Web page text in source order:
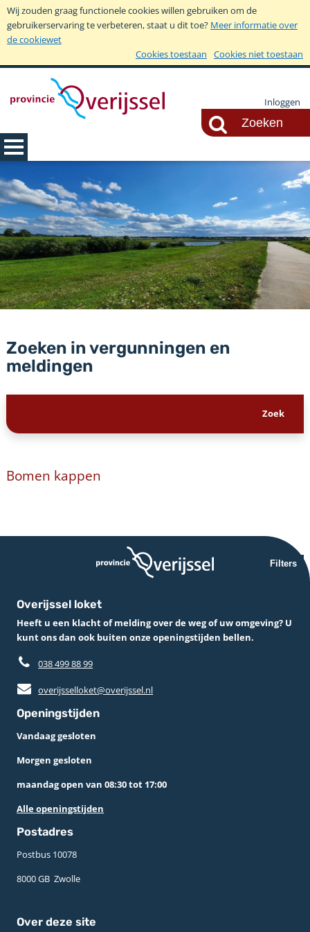
Wij zouden graag functionele cookies willen gebruiken om de
gebruikerservaring te verbeteren, staat u dit toe? Meer informatie over
de cookiewet
Cookies toestaan
Cookies niet toestaan
Inloggen
Zoeken in vergunningen en
meldingen
Bomen kappen
Filters
Overijssel loket
Heeft u een klacht of melding over de weg of uw omgeving? U
kunt ons dan ook buiten onze openingstijden bellen.
038 499 88 99
overijsselloket@overijssel.nl
Openingstijden
Vandaag gesloten
Morgen gesloten
maandag open van 08:30 tot 17:00
Alle openingstijden
Postadres
Postbus 10078 ­
8000 GB ­ Zwolle
Over deze site